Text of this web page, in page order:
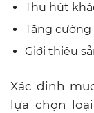
Thu hút
Tăng
Giới thiệu
Xác định
lựa chọn